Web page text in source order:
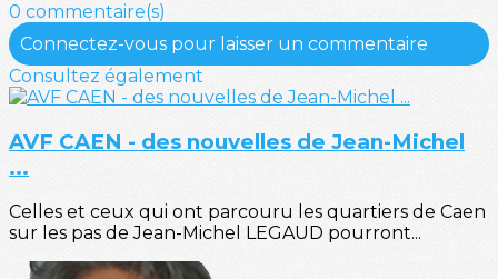
0 commentaire(s)
Connectez-vous pour laisser un commentaire
Consultez également
AVF CAEN - des nouvelles de Jean-Michel
...
Celles et ceux qui ont parcouru les quartiers de Caen
sur les pas de Jean-Michel LEGAUD pourront...